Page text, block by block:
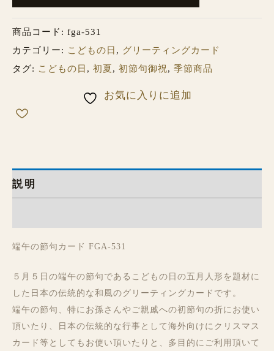
商品コード: fga-531
カテゴリー: こどもの日 , グリーティングカード
タグ: こどもの日 , 初夏, 初節句御祝, 季節商品
お気に入りに追加
説明
端午の節句カード FGA-531
５月５日の端午の節句であるこどもの日の五月人形を題材に
した日本の伝統的な和風のグリーティングカードです。
端午の節句、特にお孫さんやご親戚への初節句の折にお使い
頂いたり、日本の伝統的な行事として海外向けにクリスマス
カード等としてもお使い頂いたりと、多目的にご利用頂いて